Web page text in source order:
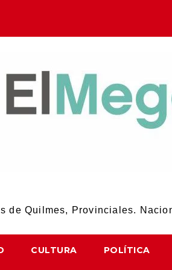
de Quilmes, Provinciales.
CULTURA POLÍTICA